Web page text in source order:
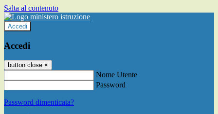
Salta al contenuto
Accedi
Accedi
button close ×
Nome Utente
Password
Password dimenticata?